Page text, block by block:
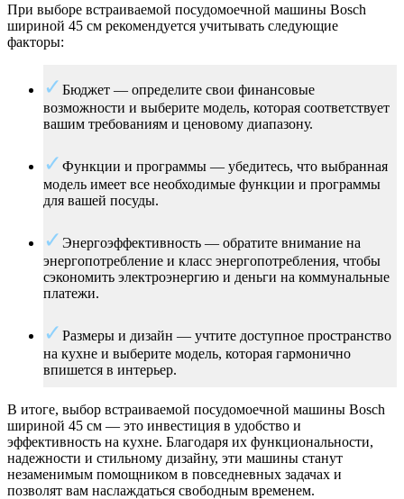
При выборе встраиваемой посудомоечной машины Bosch
шириной 45 см рекомендуется учитывать следующие
факторы:
Бюджет — определите свои финансовые
возможности и выберите модель, которая соответствует
вашим требованиям и ценовому диапазону.
Функции и программы — убедитесь, что выбранная
модель имеет все необходимые функции и программы
для вашей посуды.
Энергоэффективность — обратите внимание на
энергопотребление и класс энергопотребления, чтобы
сэкономить электроэнергию и деньги на коммунальные
платежи.
Размеры и дизайн — учтите доступное пространство
на кухне и выберите модель, которая гармонично
впишется в интерьер.
В итоге, выбор встраиваемой посудомоечной машины Bosch
шириной 45 см — это инвестиция в удобство и
эффективность на кухне. Благодаря их функциональности,
надежности и стильному дизайну, эти машины станут
незаменимым помощником в повседневных задачах и
позволят вам наслаждаться свободным временем.